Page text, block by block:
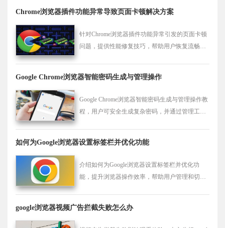
Chrome浏览器插件功能异常导致页面卡顿解决方案
针对Chrome浏览器插件功能异常引发的页面卡顿
问题，提供性能修复技巧，帮助用户恢复流畅浏
Google Chrome浏览器智能密码生成与管理操作
Google Chrome浏览器智能密码生成与管理操作教
程，用户可安全生成复杂密码，并通过管理工具
安全便捷。
如何为Google浏览器设置标签栏并优化功能
介绍如何为Google浏览器设置标签栏并优化功
能，提升浏览器操作效率，帮助用户管理和切换
google浏览器视频广告拦截失败怎么办